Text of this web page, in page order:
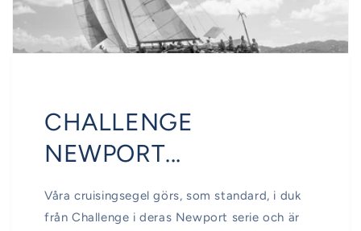
CHALLENGE
NEWPORT...
Våra cruisingsegel görs, som standard, i duk
från Challenge i deras Newport serie och är